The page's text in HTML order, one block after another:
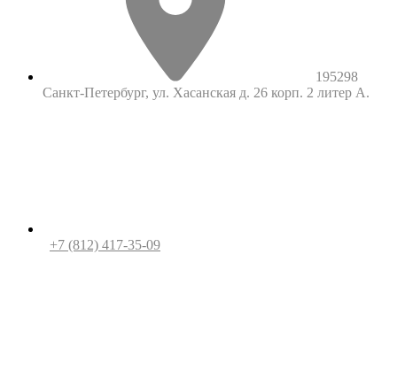
195298
Санкт-Петербург, ул. Хасанская д. 26 корп. 2 литер А.
+7 (812) 417-35-09